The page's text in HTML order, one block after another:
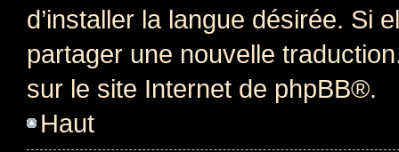
d’installer la langue désirée. Si
partager une nouvelle
sur le site Internet de phpBB®.
Haut